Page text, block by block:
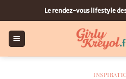
au
contenu
Le rendez-vous lifestyle